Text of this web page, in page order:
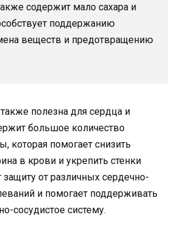
содержит мало сахара и
поддержанию
веществ и предотвращению
полезна для сердца и
большое количество
которая помогает снизить
в крови и укрепить стенки
защиту от различных сердечно-
и помогает поддерживать
сосудистое систему.